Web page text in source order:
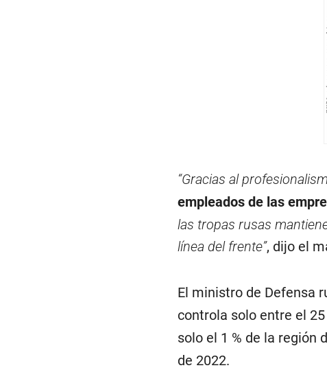
“Gracias al
empleados de las
las tropas rusas
línea del frente”, dijo el
El ministro de Defensa
controla solo entre el
solo el 1 % de la región
de 2022.